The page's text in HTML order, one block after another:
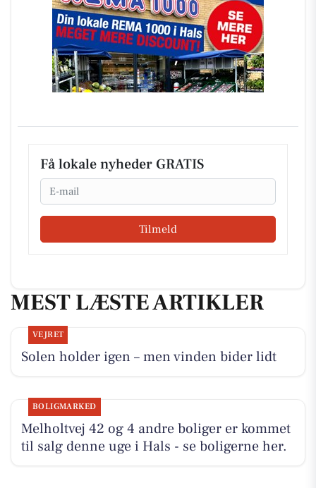
Få lokale nyheder GRATIS
Email
Tilmeld
MEST LÆSTE ARTIKLER
VEJRET
Solen holder igen – men vinden bider lidt
BOLIGMARKED
Melholtvej 42 og 4 andre boliger er kommet
til salg denne uge i Hals - se boligerne her.